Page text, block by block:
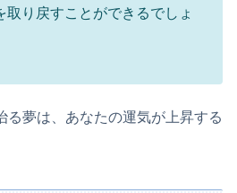
り戻すことができるでしょ
る夢は、あなたの運気が上昇する